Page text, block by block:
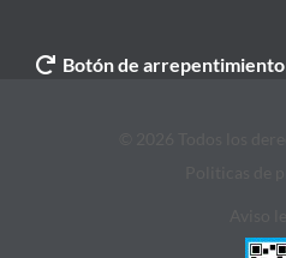
Botón de arrepentimiento